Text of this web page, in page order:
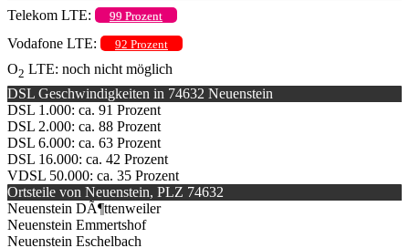
Telekom LTE:
99 Prozent
Vodafone LTE: 92 Prozent
O2 LTE: noch nicht möglich
DSL Geschwindigkeiten in 74632 Neuenstein
DSL 1.000: ca. 91 Prozent
DSL 2.000: ca. 88 Prozent
DSL 6.000: ca. 63 Prozent
DSL 16.000: ca. 42 Prozent
VDSL 50.000: ca. 35 Prozent
Ortsteile von Neuenstein, PLZ 74632
Neuenstein DÃ¶ttenweiler
Neuenstein Emmertshof
Neuenstein Eschelbach